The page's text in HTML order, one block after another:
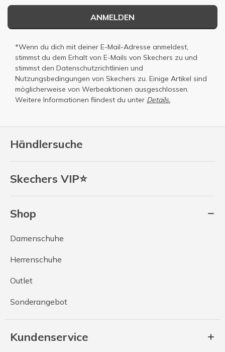
Händlersuche
Skechers VIP⭐
Shop
Damenschuhe
Herrenschuhe
Outlet
Sonderangebot
Kundenservice
ANMELDEN
*Wenn du dich mit deiner E-Mail-Adresse anmeldest,
stimmst du dem Erhalt von E-Mails von Skechers zu und
stimmst den Datenschutzrichtlinien und
Nutzungsbedingungen von Skechers zu. Einige Artikel sind
möglicherweise von Werbeaktionen ausgeschlossen.
Weitere Informationen fiindest du unter Details.